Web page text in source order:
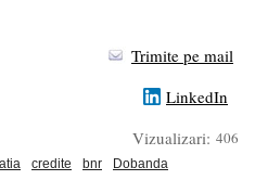
Trimite pe mail
LinkedIn
Vizualizari: 406
credite bnr
Dobanda